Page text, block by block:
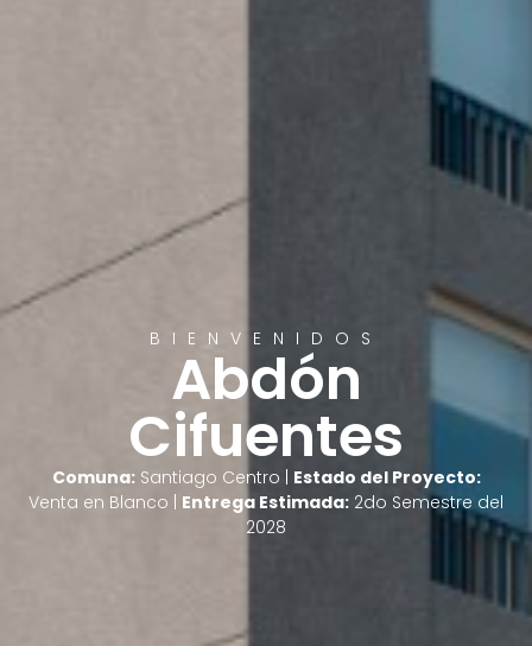
BIENVENIDOS
Abdón
Cifuentes
Comuna:Santiago Centro | Estado del Proyecto:
Venta en Blanco | Entrega Estimada: 2do Semestre del
2028